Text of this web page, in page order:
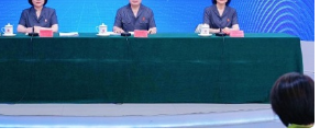
！我国高端钢材迎来密集突破
者 多款新药选择网络平台首发